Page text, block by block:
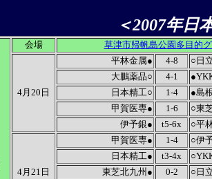
＜2007年日
会場 草津市帰帆島公園多目的
4月20日
平林金属● 4-8
○日
大鵬薬品○
4-1
日本精工○
1-4
●島
甲賀医専●
1-6
○東
伊予銀●
t5-6x ○平
4月21日
甲賀医専● 1-4
○伊
日本精工●
t3-4x
東芝北九州●
0-2
○日